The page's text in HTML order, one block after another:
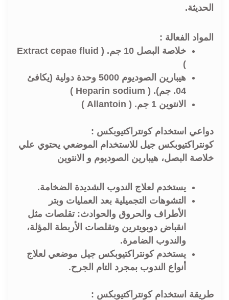
الحديثة.
المواد الفعالة :
خلاصة البصل 10 جم. ( Extract cepae fluid
)
هيبارين الصوديوم 5000 وحدة دولية (يكافئ
04. جم). ( Heparin sodium )
الانتوين 1 جم. ( Allantoin )
دواعي استخدام كونتراكتيوبكس :
كونتراكتيوبكس جيل للاستخدام الموضعي يحتوي علي
خلاصة البصل، هيبارين الصوديوم و الانتوين
يستخدم لعلاج الندوب الشديدة الضخامة.
التشوهات التجميلية بعد العمليات وبتر
الأطراف والحروق والحوادث: تقلصات مثل
انقباض دوبويترين وتقلصات الأربطة المؤلة،
والندوب الضامرة.
يستخدم كونتراكتيوبكس جيل موضعي لعلاج
أنواع الندوب بمجرد التام الجرح.
طريقة استخدام كونتراكتيوبكس :